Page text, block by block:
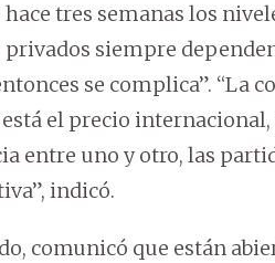
hace tres semanas los
siempre
se complica”. “La
el precio
entre uno y otro, las
indicó.
comunicó que están